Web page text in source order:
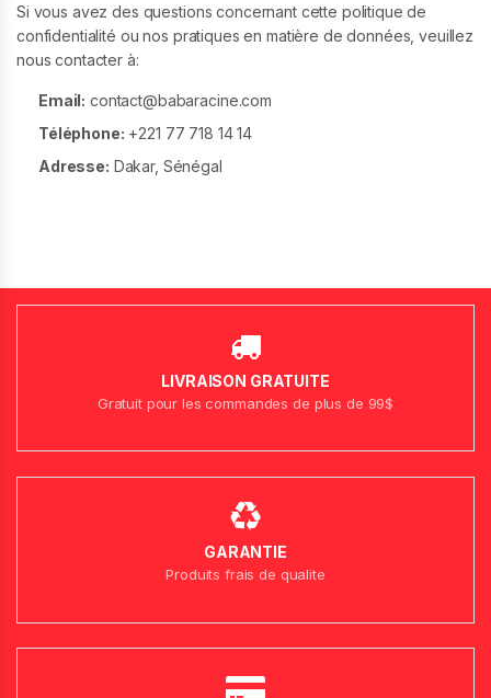
Si vous avez des questions concernant cette politique de
confidentialité ou nos pratiques en matière de données, veuillez
nous contacter à:
Email: contact@babaracine.com
Téléphone: +221 77 718 14 14
Adresse: Dakar, Sénégal
LIVRAISON GRATUITE
Gratuit pour les commandes de plus de 99$
GARANTIE
Produits frais de qualite